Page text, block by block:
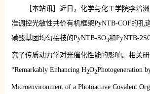
［本站讯］近日，化学与化工学院李培
准调控光敏性共价有机框架PyNTB-COF的孔
磺酸基团均匀接枝的PyNTB-SO3和PyNTB-
究了传质动力学对光催化性能的影响。相关
“Remarkably Enhancing H2O2Photogeneration
Microenvironment of a Photoactive Covalent